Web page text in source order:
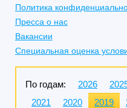
Политика
Пресса о нас
Вакансии
Специальная оценка
По годам: 2026
2021
2020 2019